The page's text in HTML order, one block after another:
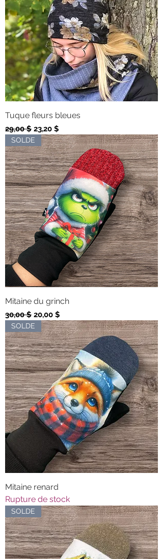
Tuque fleurs bleues
Prix original
29,00 $ Prix promotionnel
23,20 $
SOLDE
Mitaine du grinch
Prix original
30,00 $ Prix promotionnel
20,00 $
SOLDE
Mitaine renard
Rupture de stock
SOLDE